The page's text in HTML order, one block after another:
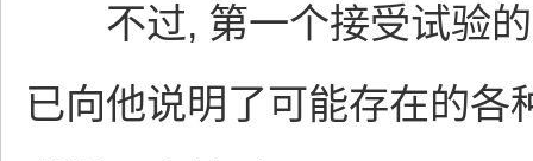
不过, 第一个接受试验的
已向他说明了可能存在的各